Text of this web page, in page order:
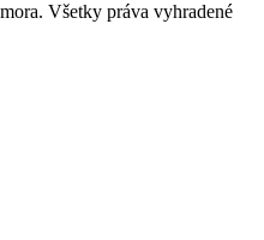
Všetky práva vyhradené